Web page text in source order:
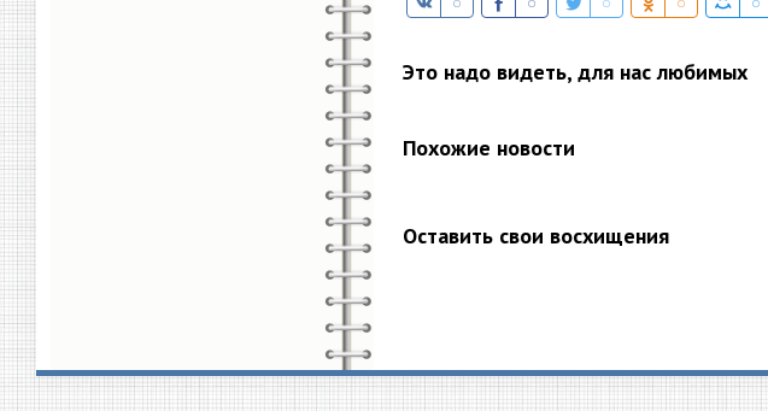
Это надо видеть, для нас любимых
Похожие новости
Оставить свои восхищения